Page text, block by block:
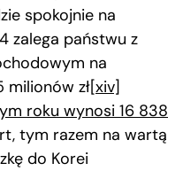
spokojnie na
zalega państwu z
na
milionów zł[xiv]
roku wynosi 16 838
tym razem na wartą
do Korei